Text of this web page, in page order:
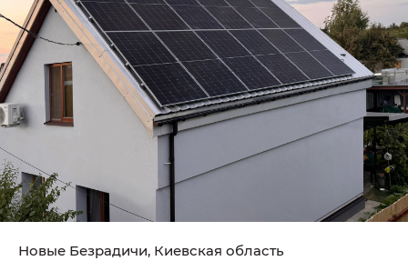
Новые Безрадичи, Киевская область